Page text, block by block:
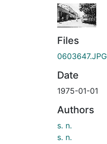
Files
0603647.JPG
Date
1975-01-01
Authors
s. n.
s. n.